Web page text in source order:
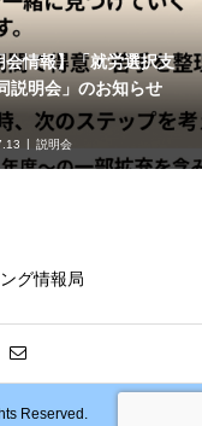
就労選択支
お知らせ
【地域
ーチに
け！オ
グ情報局
Reserved.